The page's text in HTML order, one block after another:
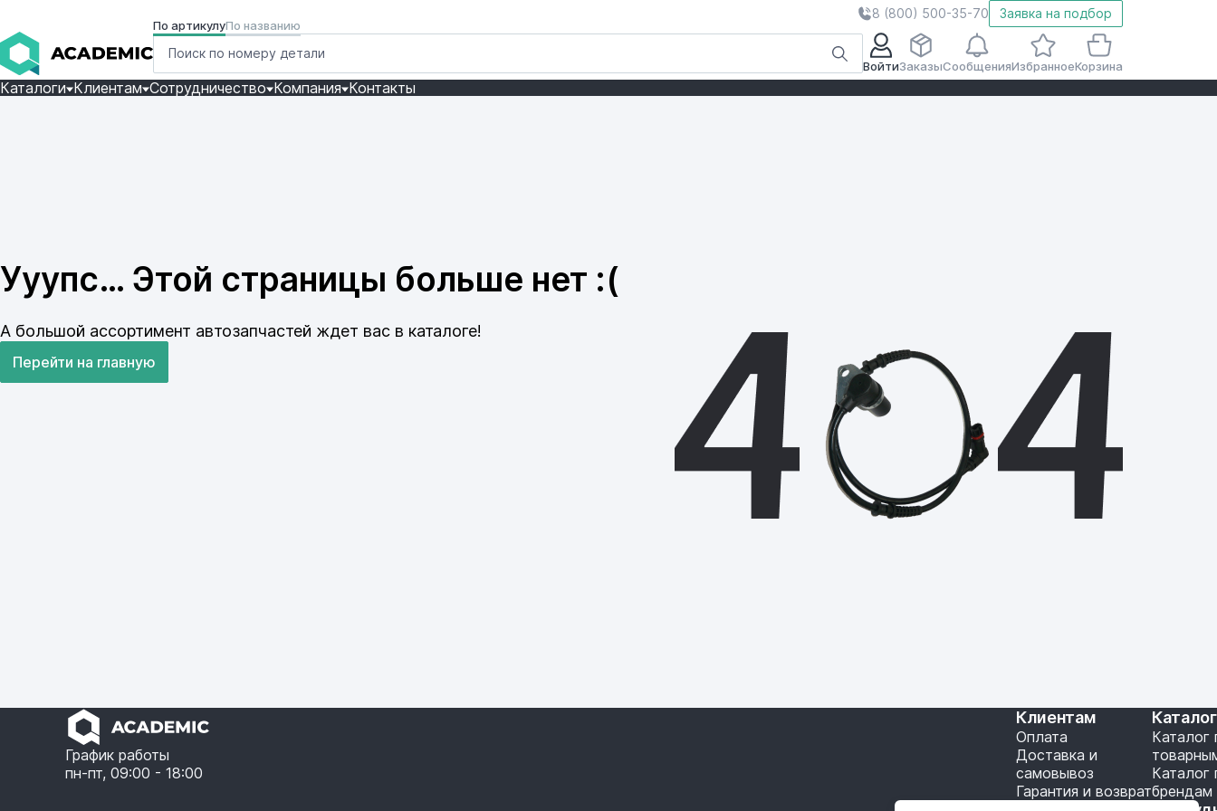
8 (800) 500-35-70 Заявка на подбор
По артикулуПо названию
ВойтиЗаказыСообщенияИзбранноеКорзина
Каталоги Клиентам Сотрудничество Компания Контакты
Ууупс… Этой страницы больше нет :(
А большой ассортимент автозапчастей ждет вас в каталоге!
Перейти на главную
График работы
пн-пт, 09:00 - 18:00
Клиентам
Оплата
Доставка и
самовывоз
Гарантия и возврат
Каталог
Каталог
брендам